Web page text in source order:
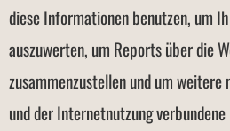
diese Informationen benutzen, um
auszuwerten, um Reports über die
zusammenzustellen und um
und der Internetnutzung